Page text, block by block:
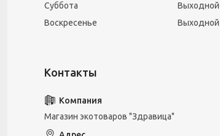
Суббота
Выходной
Воскресенье
Выходной
Магазин экотоваров "Здравица"